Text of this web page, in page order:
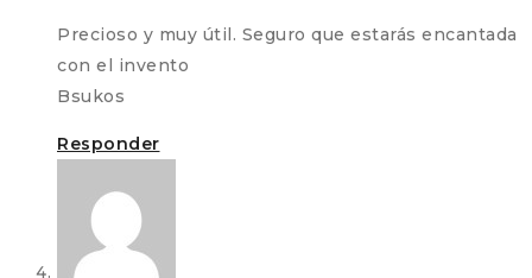
Precioso y muy útil. Seguro que estarás encantada
con el invento
Bsukos
Responder